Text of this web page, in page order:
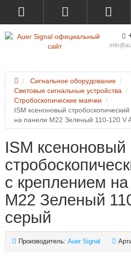
Сигнальное оборудование
Световые сигнальные устройства
Стробоскопические маячки
ISM ксеноновый
на панели M22 Зеленый 110-120 V
ISM ксеноновый
с креплением
M22 Зеленый
серый
Производитель: Auer Signal